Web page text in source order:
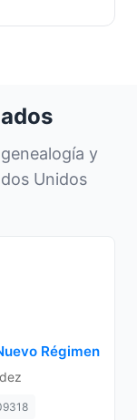
y
Unidos
Régimen